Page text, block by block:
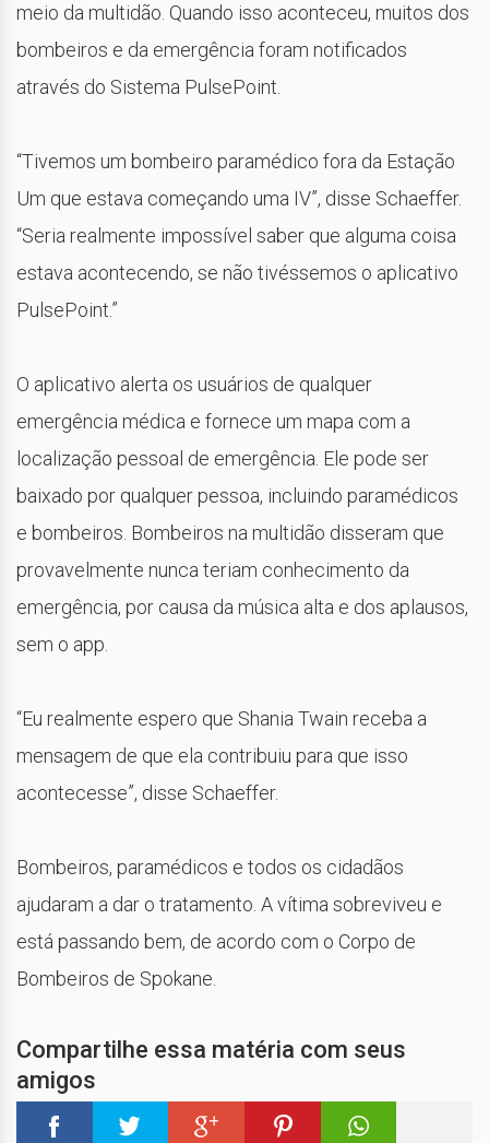
meio da multidão. Quando isso aconteceu, muitos dos
bombeiros e da emergência foram notificados
através do Sistema PulsePoint.
“Tivemos um bombeiro paramédico fora da Estação
Um que estava começando uma IV”, disse Schaeffer.
“Seria realmente impossível saber que alguma coisa
estava acontecendo, se não tivéssemos o aplicativo
PulsePoint.”
O aplicativo alerta os usuários de qualquer
emergência médica e fornece um mapa com a
localização pessoal de emergência. Ele pode ser
baixado por qualquer pessoa, incluindo paramédicos
e bombeiros. Bombeiros na multidão disseram que
provavelmente nunca teriam conhecimento da
emergência, por causa da música alta e dos aplausos,
sem o app.
“Eu realmente espero que Shania Twain receba a
mensagem de que ela contribuiu para que isso
acontecesse”, disse Schaeffer.
Bombeiros, paramédicos e todos os cidadãos
ajudaram a dar o tratamento. A vítima sobreviveu e
está passando bem, de acordo com o Corpo de
Bombeiros de Spokane.
Compartilhe essa matéria com seus
amigos